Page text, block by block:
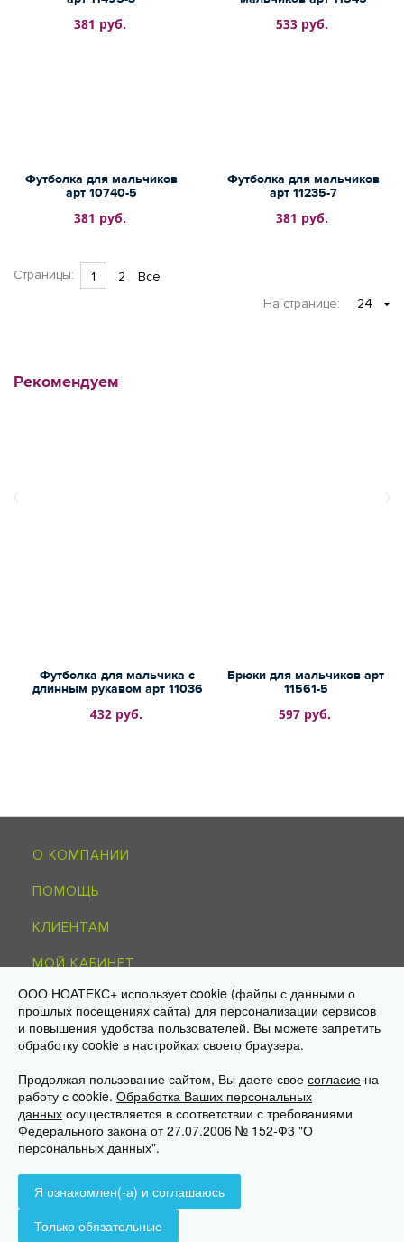
381 руб. 533 руб.
Футболка для мальчиков
арт 10740-5
381 руб.
Футболка для мальчиков
арт 11235-7
381 руб.
Страницы: 1 2
Все
На странице: 24
Рекомендуем
Футболка для мальчика с
длинным рукавом арт 11036
432 руб.
Брюки для мальчиков арт
11561-5
597 руб.
О КОМПАНИИ
ПОМОЩЬ
КЛИЕНТАМ
МОЙ КАБИНЕТ
КОНТАКТЫ
8-495-215-51-34
© 2009—2026 «НОАТЕКС+» —трикотаж оптом от производителя
Юр. адрес: 125581, г. Москва, ул. Ляпидевского, д. 4, кв. 158
Склад/самовывоз: 141595, МО, Солнечногорск, дер. Ложки,
«Есипово», стр. 16А, пом. 3
ООО НОАТЕКС+ использует cookie (файлы с данными о
прошлых посещениях сайта) для персонализации сервисов
и повышения удобства пользователей. Вы можете запретить
обработку cookie в настройках своего браузера.
Продолжая пользование сайтом, Вы даете свое согласие на
работу с cookie. Обработка Ваших персональных
данных осуществляется в соответствии с требованиями
Федерального закона от 27.07.2006 № 152-Ф3 "О
персональных данных".
Я ознакомлен(-а) и соглашаюсь
Только обязательные